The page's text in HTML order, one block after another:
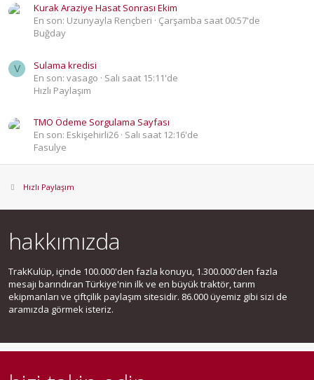
Kurak Araziye Hasat Sonrası Ekim
En son: Uzunyayla Rençberi
Çarşamba saat 00:57'de
Buğday
V
Sulama kredisi
En son: vasago
Salı saat 15:11'de
Hızlı Paylaşım
TMO Ödeme Sorgulama Sayfası
En son: Eskişehirli26 Salı saat 12:16'de
Fasulye
Hızlı Paylaşım
hakkımızda
TrakKulüp, içinde 100.000'den fazla konuyu, 1.300.000'den fazla
mesajı barındıran Türkiye'nin ilk ve en büyük traktör, tarım
ekipmanları ve çiftçilik paylaşım sitesidir. 86.000 üyemiz gibi sizi de
aramızda görmek isteriz.